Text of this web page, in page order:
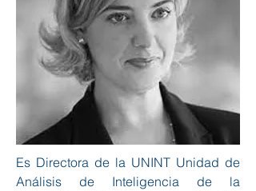
Es Directora de la UNINT Unidad de
Análisis de Inteligencia de la